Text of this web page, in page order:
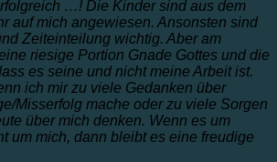
…! Die Kinder sind aus dem
auf mich angewiesen. Ansonsten sind
Zeiteinteilung wichtig. Aber am
riesige Portion Gnade Gottes und die
es seine und nicht meine Arbeit ist.
ich mir zu viele Gedanken über
Misserfolg mache oder zu viele Sorgen
über mich denken. Wenn es um
um mich, dann bleibt es eine freudige